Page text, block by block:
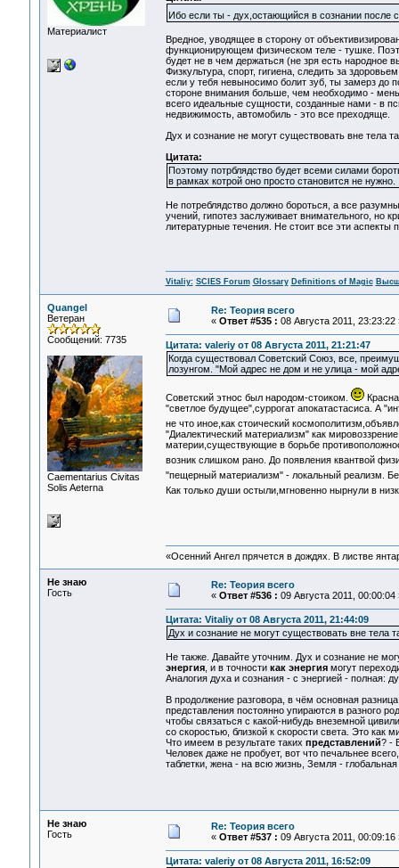
Материалист
Ибо если ты - дух,остающийся в сознании после
Вредное, уводящее в сторону от
функционирующем физическом теле - тушке.
будет не в чем держаться (не зря есть народное
Физкультура, спорт, гигиена, следить за
если у тебя невыносимо болит зуб, ты замерз до
стороне внимания больше, чем необходимо -
всего идеальные сущности, созданные нами - в
недвижимость, автомобиль - это все преходяще.
Дух и сознание не могут существовать вне тела
Цитата:
Поэтому потрблядство будет всеми силами
в рамках котрой оно просто становится не нужно.
Не потреблядство должно бороться, а все
учений, гипотез заслуживает внимательного, но
литературные течения. Не стоит все эти аспекты
Vitaliy: SCIES Forum Glossary Definitions of Magic
Quangel
Ветеран
Сообщений: 7735
Сaementarius Civitas
Solis Aeterna
Re: Теория всего
« Ответ #535 : 08 Августа 2011, 23:23:22
Цитата: valeriy от 08 Августа 2011, 21:21:47
Когда существовал Советский Союз, все,
лозунгом. "Мой адрес не дом и не улица - мой
Советский этнос был народом-стоиком.
"светлое будущее",суррогат апокатастасиса. А
не что иное,как стоический
"Диалектический материализм" как
материи,существующие в борьбе
возник слишком рано. До появления квантвой
"пещерный материализм" - локальный реализм.
Как только души остыли,мгновенно нырнули в
«Осенний Ангел прячется в дождях. В листве
Не знаю
Гость
Re: Теория всего
« Ответ #536 : 09 Августа 2011, 00:00:04
Цитата: Vitaliy от 08 Августа 2011, 21:44:09
Дух и сознание не могут существовать вне тела
Не также. Давайте уточним. Дух и сознание не
энергия, и в точности как энергиямогут
Аналогия духа и сознания - с энергией - полная:
В продолжение разговора, в чём основная
представления постоянно упираются в разного
чтобы связаться с какой-нибудь внеземной
со скоростью, близкой к скорости света. Это
Что имеем в результате таких представлений? -
Человек даже не пробует, вот что печальнее
таблетки, жена - на всю жизнь, Земля -
Не знаю
Гость
Re: Теория всего
« Ответ #537 : 09 Августа 2011, 00:09:16
Цитата: valeriy от 08 Августа 2011, 16:52:09